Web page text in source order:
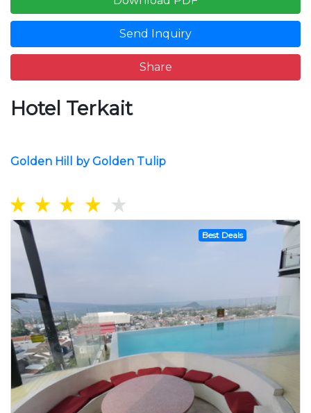
Send Inquiry
Share
Hotel Terkait
Golden Hill by Golden Tulip
Best Deals